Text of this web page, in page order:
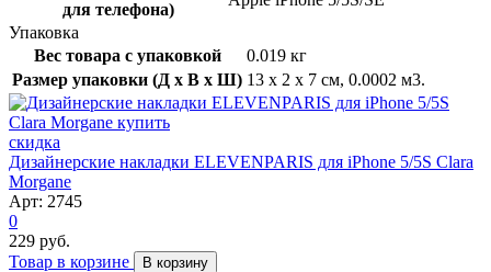
для телефона)
Упаковка
Вес товара с упаковкой
0.019 кг
Размер упаковки (Д x В x Ш) 13 x 2 x 7 см, 0.0002 м3.
скидка
Дизайнерские накладки ELEVENPARIS для iPhone 5/5S Clara
Morgane
Арт: 2745
0
229 руб.
Товар в корзине
В корзину